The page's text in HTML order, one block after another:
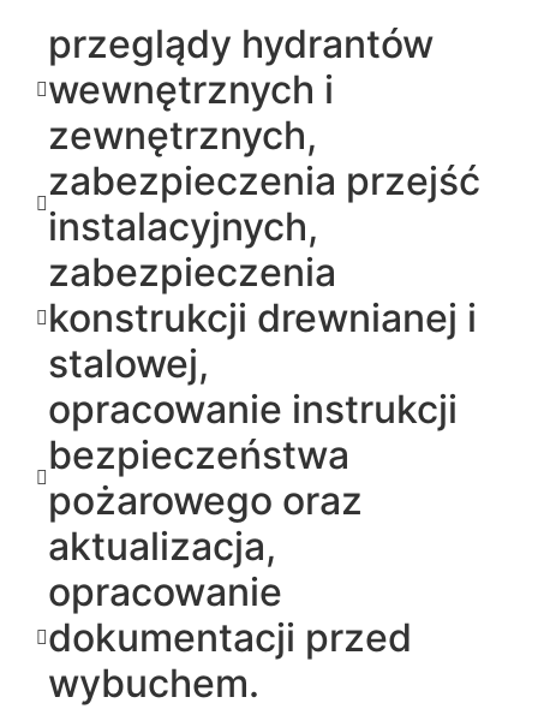
przeglądy hydrantów
wewnętrznych i
zewnętrznych,
zabezpieczenia przejść
instalacyjnych,
zabezpieczenia
konstrukcji drewnianej i
stalowej,
opracowanie instrukcji
bezpieczeństwa
pożarowego oraz
aktualizacja,
opracowanie
dokumentacji przed
wybuchem.